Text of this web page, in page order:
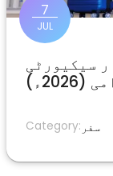
7
JUL
سیکیورٹی
بینکنگ جبکہ مسافر بین الاقوامی (2026ء)
Category: سفر